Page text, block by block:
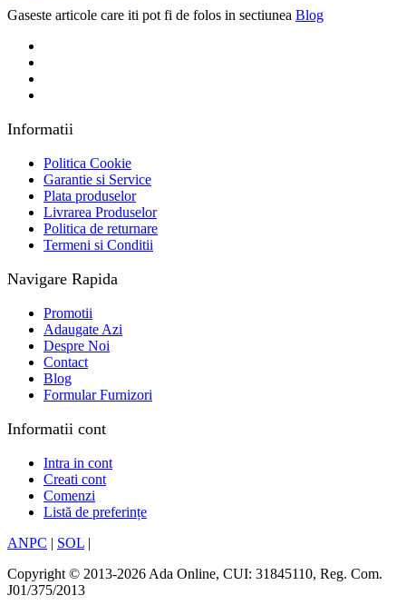
Gaseste articole care iti pot fi de folos in sectiunea Blog
Informatii
Politica Cookie
Garantie si Service
Plata produselor
Livrarea Produselor
Politica de returnare
Termeni si Conditii
Navigare Rapida
Promotii
Adaugate Azi
Despre Noi
Contact
Blog
Formular Furnizori
Informatii cont
Intra in cont
Creati cont
Comenzi
Listă de preferințe
ANPC | SOL |
Copyright © 2013-2026 Ada Online, CUI: 31845110, Reg. Com.
J01/375/2013